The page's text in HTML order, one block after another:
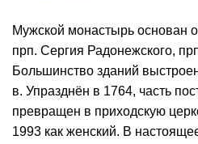
Мужской монастырь основан
прп. Сергия Радонежского,
Большинство зданий
в. Упразднён в 1764, часть
превращен в приходскую
1993 как женский. В